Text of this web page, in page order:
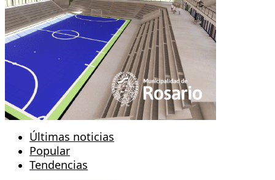
Últimas noticias
Popular
Tendencias